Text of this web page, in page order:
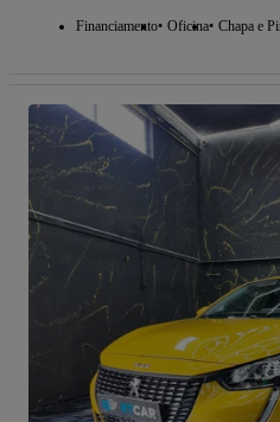
Financiamento Oficina Chapa e